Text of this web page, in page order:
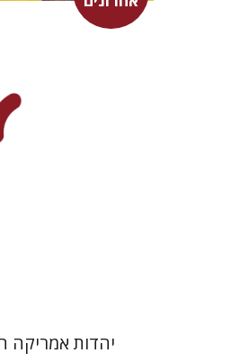
מרגלית בז'רנו
גולדברג.
אפרים זדוף
יהדות אמריקה